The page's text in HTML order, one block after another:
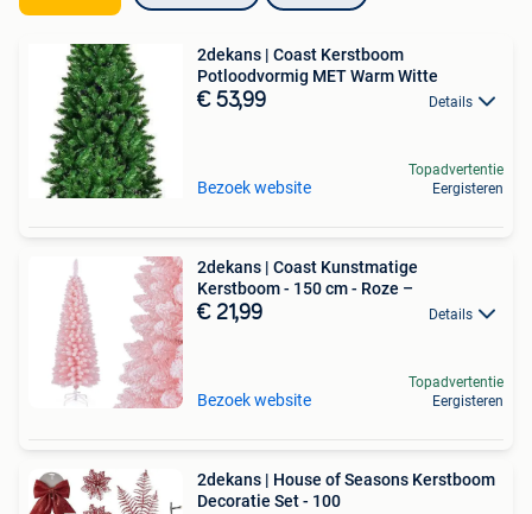
2dekans | Coast Kerstboom
Potloodvormig MET Warm Witte
€ 53,99 Details
Bezoek website
Topadvertentie
Eergisteren
2dekans | Coast Kunstmatige
Kerstboom - 150 cm - Roze –
€ 21,99 Details
Bezoek website
Topadvertentie
Eergisteren
2dekans | House of Seasons Kerstboom
Decoratie Set - 100